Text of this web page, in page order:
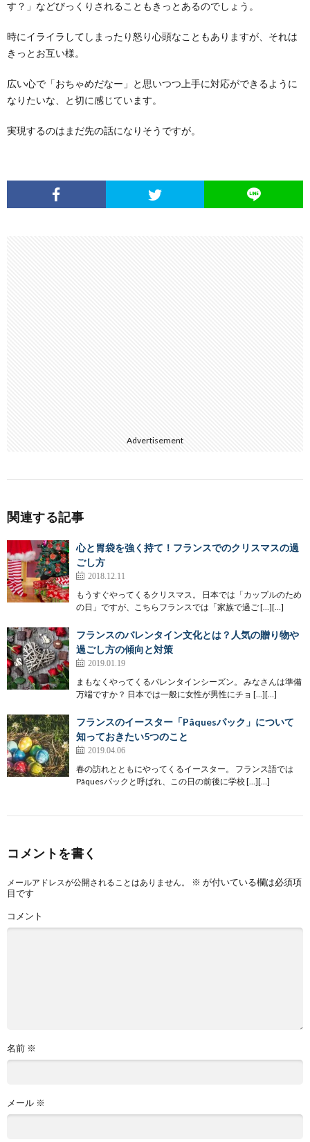
す？」などびっくりされることもきっとあるのでしょう。
時にイライラしてしまったり怒り心頭なこともありますが、それは
きっとお互い様。
広い心で「おちゃめだなー」と思いつつ上手に対応ができるように
なりたいな、と切に感じています。
実現するのはまだ先の話になりそうですが。
Advertisement
関連する記事
心と胃袋を強く持て！フランスでのクリスマスの過
ごし方
2018.12.11
もうすぐやってくるクリスマス。 日本では「カップルのため
の日」ですが、こちらフランスでは「家族で過ご […][…]
フランスのバレンタイン文化とは？人気の贈り物や
過ごし方の傾向と対策
2019.01.19
まもなくやってくるバレンタインシーズン。 みなさんは準備
万端ですか？ 日本では一般に女性が男性にチョ […][…]
フランスのイースター「Pâquesパック」について
知っておきたい5つのこと
2019.04.06
春の訪れとともにやってくるイースター。 フランス語では
Pâquesパックと呼ばれ、この日の前後に学校 […][…]
コメントを書く
メールアドレスが公開されることはありません。 ※ が付いている欄は必須項
目です
コメント
名前 ※
メール ※